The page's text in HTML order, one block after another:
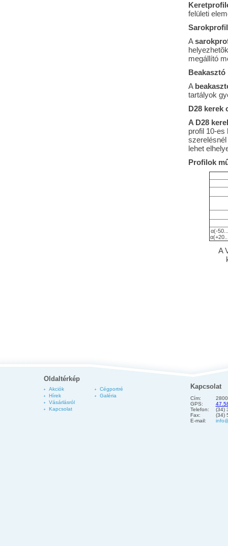
felületi
Sarokprofil
A
megállító
A
tartályok
D28 kerek
A D28
profil 10-es
lehet
Profilok
α(-
A
Oldaltérkép
Akciók
Hírek
Vásárlásról
Kapcsolat
Cégportré
Galéria
Kapcsolat
Cím:
GPS:
Telefon:
(34)
Fax:
(34)
E-mail: